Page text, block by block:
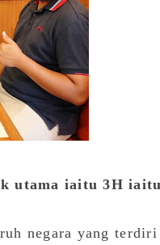
utama iaitu 3H
negara yang